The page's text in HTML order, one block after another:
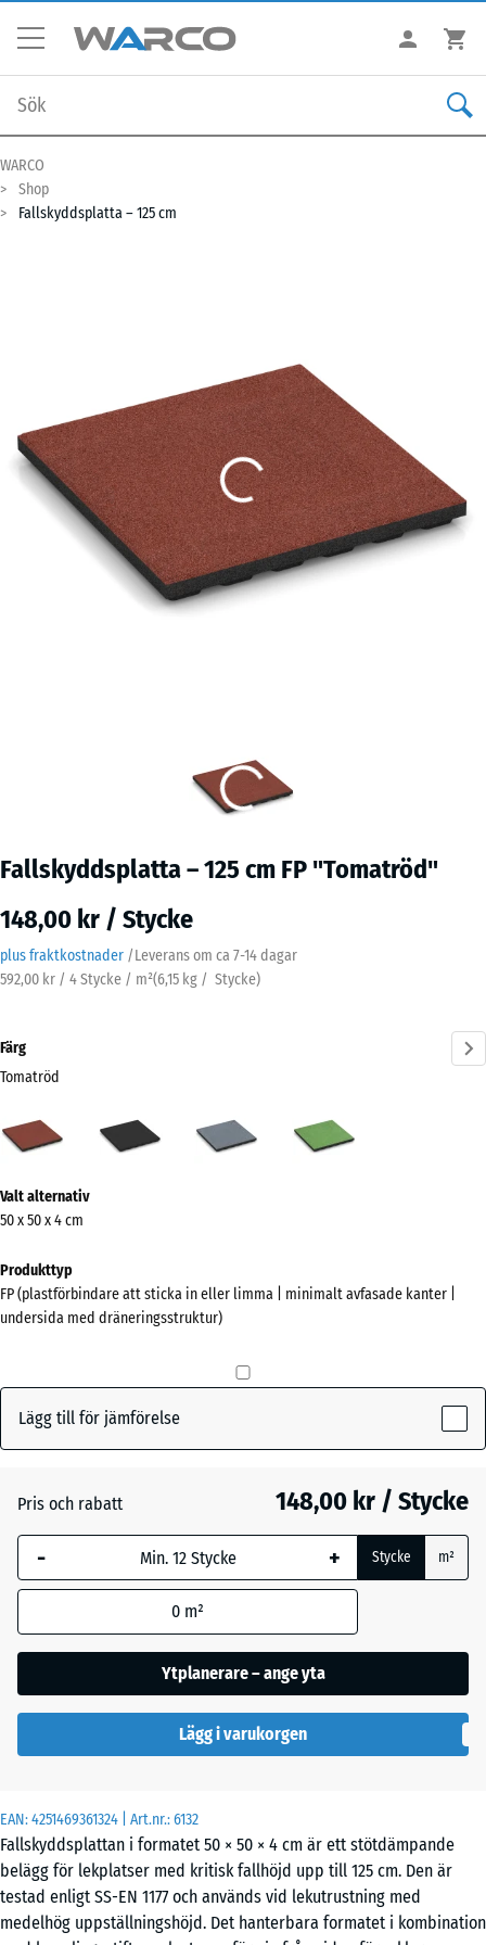
WARCO
Shop
Fallskyddsplatta – 125 cm
Fallskyddsplatta – 125 cm FP "Tomatröd"
148,00 kr / Stycke
plus fraktkostnader /Leverans om ca 7-14 dagar
592,00 kr / 4 Stycke / m²(6,15 kg / Stycke)
EAN:4251469361324 | Art.nr.:6132
Fallskyddsplattan i formatet 50 × 50 × 4 cm är ett stötdämpande
belägg för lekplatser med kritisk fallhöjd upp till 125 cm. Den är
testad enligt SS-EN 1177 och används vid lekutrustning med
medelhög uppställningshöjd. Det hanterbara formatet i kombination
Färg
Tomatröd
(active)
information
om
färgerna?
Visa
färgpalett
Antracit
Grafitgrå + 5,00 kr
Valt alternativ
50 x 50 x 4 cm
Produkttyp
FP (plastförbindare att sticka in eller limma | minimalt avfasade kanter |
undersida med dräneringsstruktur)
Lägg till för jämförelse
Pris och rabatt 148,00 kr / Stycke
- + Stycke m²
0 m²
Ytplanerare – ange yta
Lägg i varukorgen